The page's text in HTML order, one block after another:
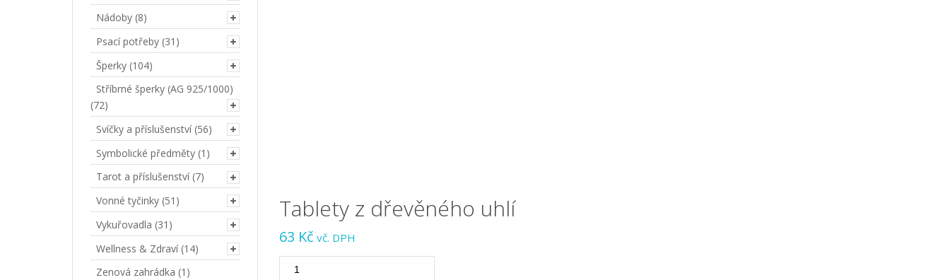
Tablety z dřevěného uhlí
63 Kč vč. DPH
Tablety
Nádoby (8)
Psací potřeby (31)
Šperky (104)
Stříbrné šperky (AG 925/1000)
(72)
Svíčky a příslušenství (56)
Symbolické předměty (1)
Tarot a příslušenství (7)
Vonné tyčinky (51)
Vykuřovadla (31)
Wellness & Zdraví (14)
Zenová zahrádka (1)